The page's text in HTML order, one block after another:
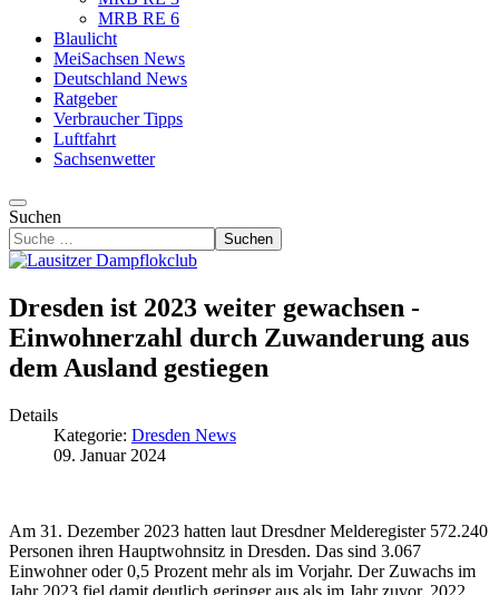
MRB RE 6
Blaulicht
MeiSachsen News
Deutschland News
Ratgeber
Verbraucher Tipps
Luftfahrt
Sachsenwetter
Suchen
Suchen
Dresden ist 2023 weiter gewachsen -
Einwohnerzahl durch Zuwanderung aus
dem Ausland gestiegen
Details
Kategorie: Dresden News
09. Januar 2024
Am 31. Dezember 2023 hatten laut Dresdner Melderegister 572.240
Personen ihren Hauptwohnsitz in Dresden. Das sind 3.067
Einwohner oder 0,5 Prozent mehr als im Vorjahr. Der Zuwachs im
Jahr 2023 fiel damit deutlich geringer aus als im Jahr zuvor. 2022